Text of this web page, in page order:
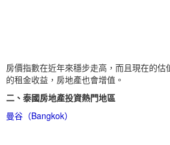
房價指數在近年來穩步走高，而且現在的
的租金收益，房地產也會增值。
二、泰國房地產投資熱門地區
曼谷（Bangkok）